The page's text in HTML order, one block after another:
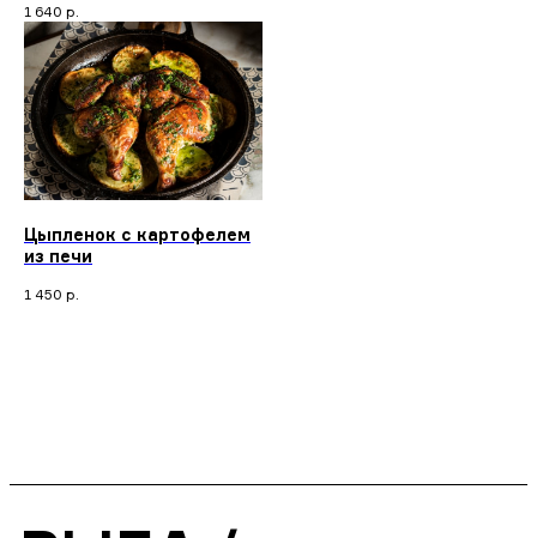
1 640 р.
Цыпленок с картофелем
из печи
1 450 р.